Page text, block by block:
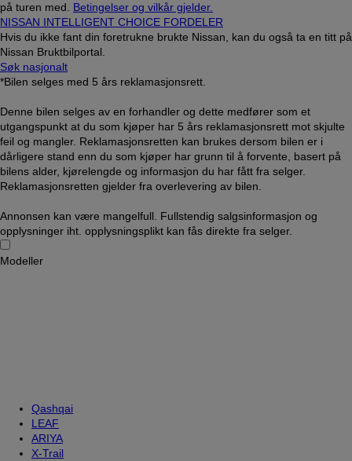
på turen med. Betingelser og vilkår gjelder.
NISSAN INTELLIGENT CHOICE FORDELER
Hvis du ikke fant din foretrukne brukte Nissan, kan du også ta en titt på
Nissan Bruktbilportal.
Søk nasjonalt
*Bilen selges med 5 års reklamasjonsrett.
Denne bilen selges av en forhandler og dette medfører som et
utgangspunkt at du som kjøper har 5 års reklamasjonsrett mot skjulte
feil og mangler. Reklamasjonsretten kan brukes dersom bilen er i
dårligere stand enn du som kjøper har grunn til å forvente, basert på
bilens alder, kjørelengde og informasjon du har fått fra selger.
Reklamasjonsretten gjelder fra overlevering av bilen.
Annonsen kan være mangelfull. Fullstendig salgsinformasjon og
opplysninger iht. opplysningsplikt kan fås direkte fra selger.
Modeller
Qashqai
LEAF
ARIYA
X-Trail